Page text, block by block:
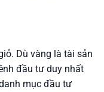
Dù vàng là tài sản
đầu tư duy nhất
mục đầu tư